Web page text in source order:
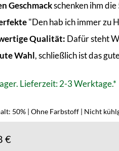
Geschmackschenken ihm die
"Den hab ich immer zu
Qualität: Dafür steht
Wahl, schließlich ist das
Lieferzeit: 2-3 Werktage.*
50% | Ohne Farbstoff | Nicht
€